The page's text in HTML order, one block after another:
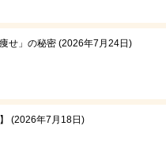
せ」の秘密 2026年7月24日
2026年7月18日